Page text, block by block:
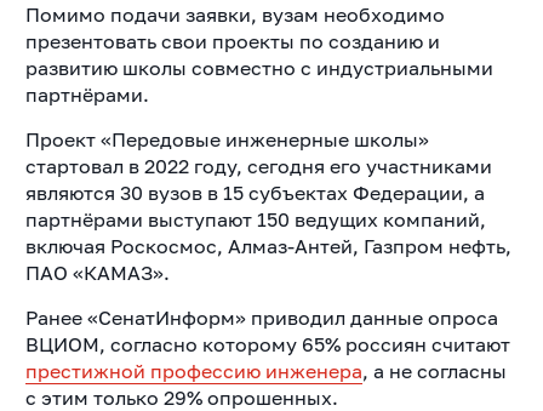
Помимо подачи заявки, вузам необходимо
презентовать свои проекты по созданию и
развитию школы совместно с индустриальными
партнёрами.
Проект «Передовые инженерные школы»
стартовал в 2022 году, сегодня его участниками
являются 30 вузов в 15 субъектах Федерации, а
партнёрами выступают 150 ведущих компаний,
включая Роскосмос, Алмаз-Антей, Газпром нефть,
ПАО «КАМАЗ».
Ранее «СенатИнформ» приводил данные опроса
ВЦИОМ, согласно которому 65% россиян считают
престижной профессию инженера, а не согласны
с этим только 29% опрошенных.